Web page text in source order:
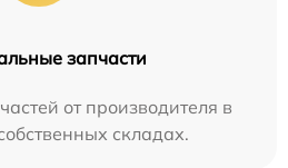
запчасти
от производителя в
складах.